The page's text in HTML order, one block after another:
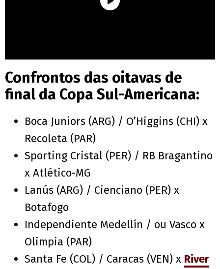
Confrontos das oitavas de
final da Copa Sul-Americana:
Boca Juniors (ARG) / O’Higgins (CHI) x
Recoleta (PAR)
Sporting Cristal (PER) / RB Bragantino
x Atlético-MG
Lanús (ARG) / Cienciano (PER) x
Botafogo
Independiente Medellín / ou Vasco x
Olimpia (PAR)
Santa Fe (COL) / Caracas (VEN) x River